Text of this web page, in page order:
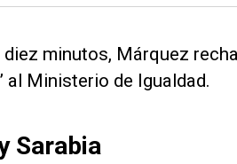
minutos, Márquez
al Ministerio de Igualdad.
Sarabia